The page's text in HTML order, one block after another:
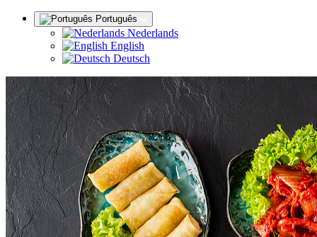
Português
Nederlands
English
Deutsch